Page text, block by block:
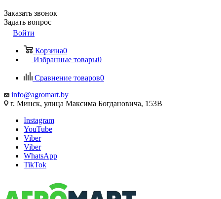
Заказать звонок
Задать вопрос
Войти
Корзина0
Избранные товары0
Сравнение товаров0
info@agromart.by
г. Минск, улица Максима Богдановича, 153В
Instagram
YouTube
Viber
Viber
WhatsApp
TikTok